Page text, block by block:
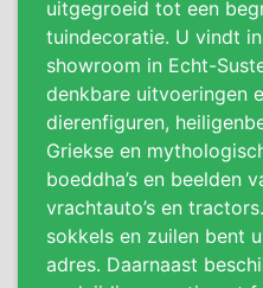
uitgegroeid tot een
tuindecoratie. U vindt
showroom in Echt-
denkbare uitvoeringen
dierenfiguren,
Griekse en
boeddha’s en beelden
vrachtauto’s en
sokkels en zuilen bent
adres. Daarnaast